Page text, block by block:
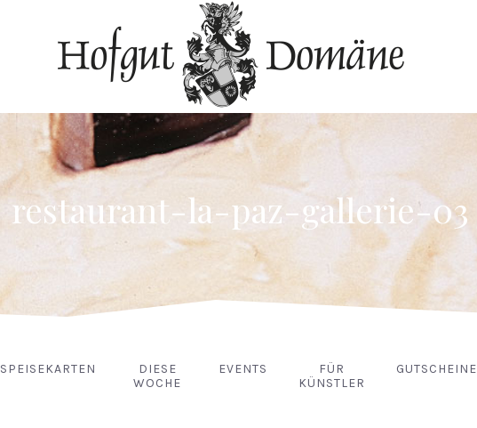
restaurant-la-paz-gallerie-03
SPEISEKARTEN
DIESE
WOCHE
EVENTS
FÜR
KÜNSTLER
GUTSCHEINE